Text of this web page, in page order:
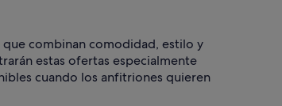
que combinan comodidad, estilo y
estas ofertas especialmente
cuando los anfitriones quieren